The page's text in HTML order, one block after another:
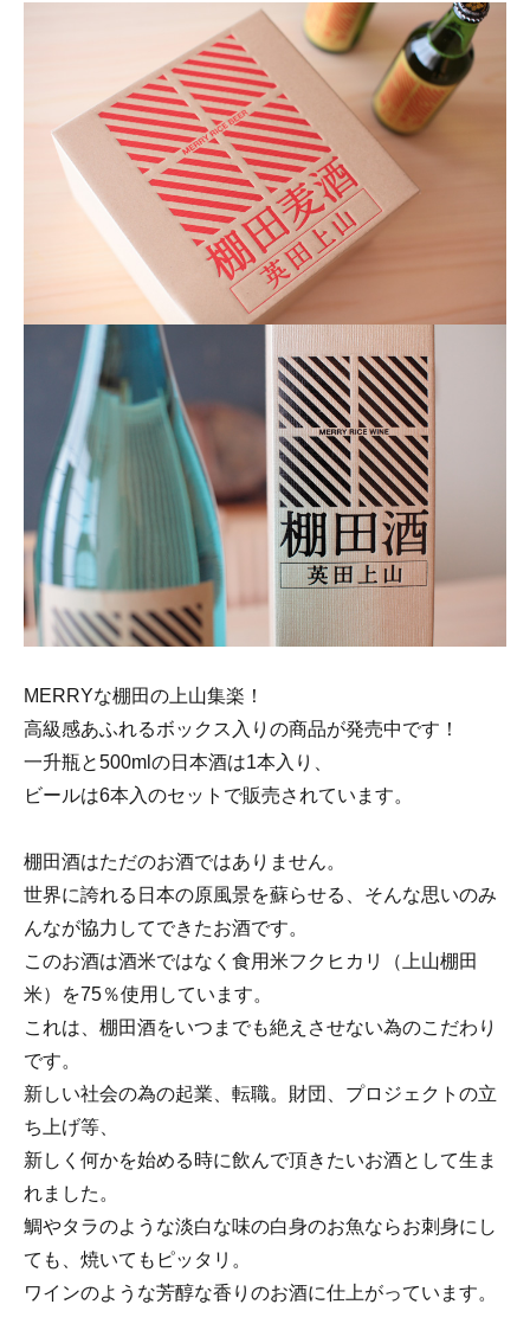
MERRYな棚田の上山集楽！
高級感あふれるボックス入りの商品が発売中です！
一升瓶と500mlの日本酒は1本入り、
ビールは6本入のセットで販売されています。
棚田酒はただのお酒ではありません。
世界に誇れる日本の原風景を蘇らせる、そんな思いのみ
んなが協力してできたお酒です。
このお酒は酒米ではなく食用米フクヒカリ（上山棚田
米）を75％使用しています。
これは、棚田酒をいつまでも絶えさせない為のこだわり
です。
新しい社会の為の起業、転職。財団、プロジェクトの立
ち上げ等、
新しく何かを始める時に飲んで頂きたいお酒として生ま
れました。
鯛やタラのような淡白な味の白身のお魚ならお刺身にし
ても、焼いてもピッタリ。
ワインのような芳醇な香りのお酒に仕上がっています。